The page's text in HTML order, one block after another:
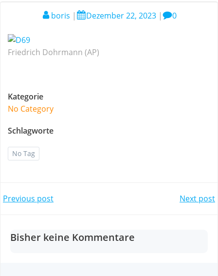
boris | Dezember 22, 2023 | 0
Friedrich Dohrmann (AP)
Kategorie
No Category
Schlagworte
No Tag
Post
navigation
Previous post
navigation
Next post
Bisher keine Kommentare